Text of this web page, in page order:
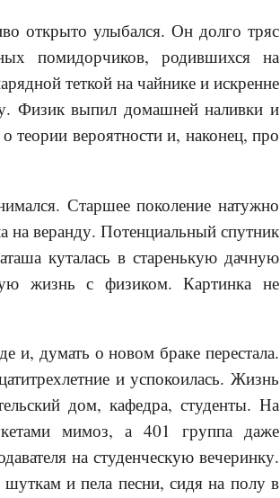
открыто улыбался. Он долго тряс
помидорчиков, родившихся на
теткой на чайнике и искренне
Физик выпил домашней наливки и
теории вероятности и, наконец, про
Старшее поколение натужно
на веранду. Потенциальный спутник
куталась в старенькую дачную
жизнь с физиком. Картинка не
и, думать о новом браке перестала.
и успокоилась. Жизнь
дом, кафедра, студенты. На
мимоз, а 401 группа даже
на студенческую вечеринку.
и пела песни, сидя на полу в